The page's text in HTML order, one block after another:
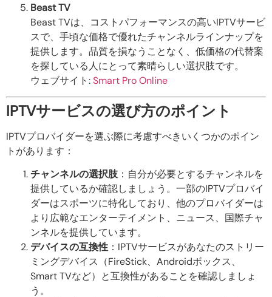
Beast TV
Beast TVは、コストパフォーマンスの高いIPTVサービ
スで、手頃な価格で優れたチャンネルラインナップを
提供します。品質を損なうことなく、低価格の代替案
を探している人にとって素晴らしい選択肢です。
ウェブサイト:Smart Pro Online
IPTVサービスの選び方のポイント
IPTVプロバイダーを選ぶ際に考慮すべきいくつかのポイン
トがあります：
チャンネルの選択肢：自分が必要とするチャンネルを
提供しているか確認しましょう。一部のIPTVプロバイ
ダーはスポーツに特化しており、他のプロバイダーは
より広範なエンターテイメント、ニュース、国際チャ
ンネルを提供しています。
デバイスの互換性 ：IPTVサービスがあなたのストリー
ミングデバイス（FireStick、Androidボックス、
Smart TVなど）と互換性があることを確認しましょ
う。